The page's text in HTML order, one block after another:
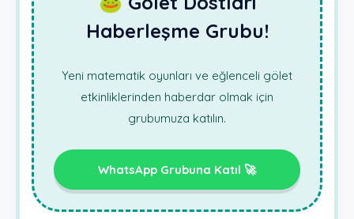
Haberleşme Grubu!
Yeni matematik oyunları ve eğlenceli gölet
etkinliklerinden haberdar olmak için
grubumuza katılın.
WhatsApp Grubuna Katıl 🚀